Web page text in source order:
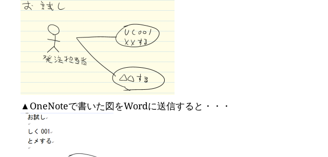
▲OneNoteで書いた図をWordに送信すると・・・